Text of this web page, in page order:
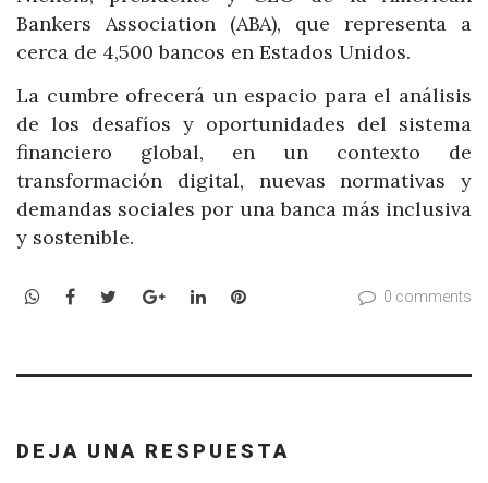
Bankers Association (ABA), que representa a
cerca de 4,500 bancos en Estados Unidos.
La cumbre ofrecerá un espacio para el análisis
de los desafíos y oportunidades del sistema
financiero global, en un contexto de
transformación digital, nuevas normativas y
demandas sociales por una banca más inclusiva
y sostenible.
WhatsApp
Facebook
TwitterGoogle+LinkedInPinterest 0 comments
DEJA UNA RESPUESTA